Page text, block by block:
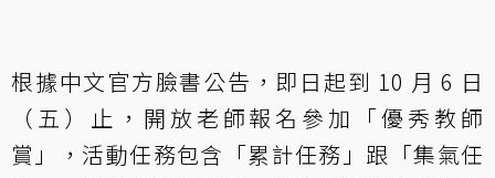
根據中文官方臉書公告，即日起到 10 月 6 日
（五）止，開放老師報名參加「優秀教師
賞」，活動任務包含「累計任務」跟「集氣任